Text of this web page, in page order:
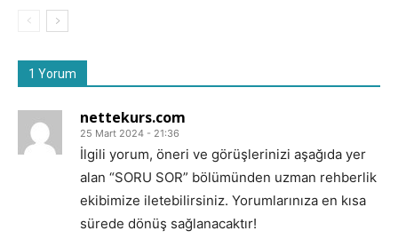
1 Yorum
nettekurs.com
25 Mart 2024 - 21:36
İlgili yorum, öneri ve görüşlerinizi aşağıda yer
alan “SORU SOR” bölümünden uzman rehberlik
ekibimize iletebilirsiniz. Yorumlarınıza en kısa
sürede dönüş sağlanacaktır!